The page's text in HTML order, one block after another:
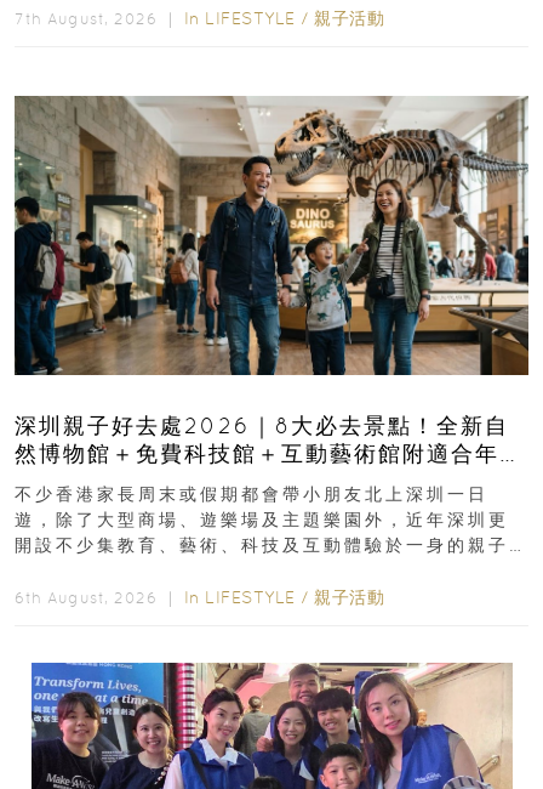
7th August, 2026 ｜ In LIFESTYLE / 親子活動
深圳親子好去處2026｜8大必去景點！全新自
然博物館＋免費科技館＋互動藝術館附適合年
齡、交通、門票、開放時間
不少香港家長周末或假期都會帶小朋友北上深圳一日
遊，除了大型商場、遊樂場及主題樂園外，近年深圳更
開設不少集教育、藝術、科技及互動體驗於一身的親子
6th August, 2026 ｜ In LIFESTYLE / 親子活動